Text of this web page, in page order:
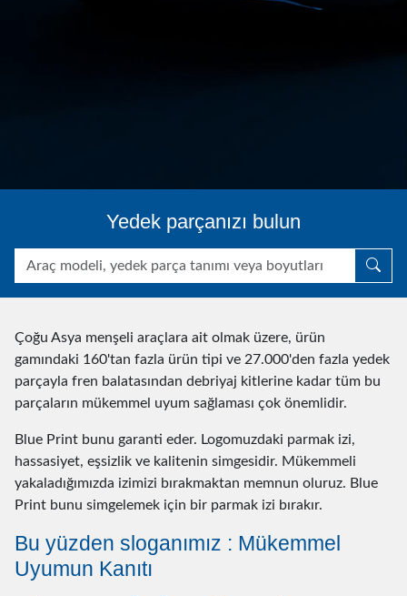
Yedek parçanızı bulun
Çoğu Asya menşeli araçlara ait olmak üzere, ürün
gamındaki 160'tan fazla ürün tipi ve 27.000'den fazla yedek
parçayla fren balatasından debriyaj kitlerine kadar tüm bu
parçaların mükemmel uyum sağlaması çok önemlidir.
Blue Print bunu garanti eder. Logomuzdaki parmak izi,
hassasiyet, eşsizlik ve kalitenin simgesidir. Mükemmeli
yakaladığımızda izimizi bırakmaktan memnun oluruz. Blue
Print bunu simgelemek için bir parmak izi bırakır.
Bu yüzden sloganımız : Mükemmel
Uyumun Kanıtı